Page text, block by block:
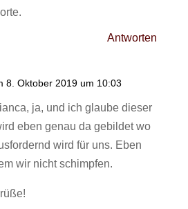
Antworten
8. Oktober 2019 um 10:03
ja, und ich glaube dieser
eben genau da gebildet wo
wird für uns. Eben
wir nicht schimpfen.